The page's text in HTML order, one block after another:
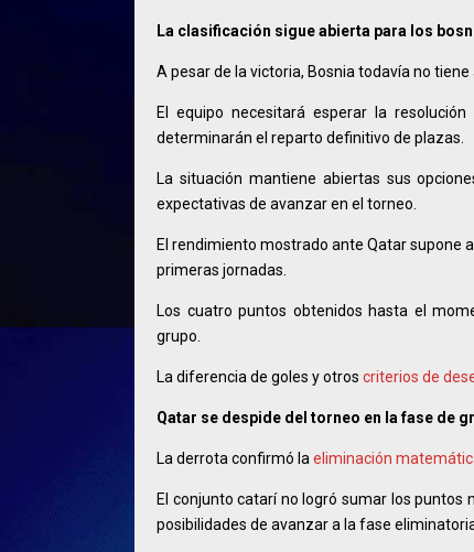
La clasificación sigue abierta para los
A pesar de la victoria, Bosnia todavía no
El equipo necesitará esperar la
determinarán el reparto definitivo de plazas.
La situación mantiene abiertas sus
expectativas de avanzar en el torneo.
El rendimiento mostrado ante Qatar supone
primeras jornadas.
Los cuatro puntos obtenidos hasta el
grupo.
La diferencia de goles y otros criterios de
Qatar se despide del torneo en la fase de
La derrota confirmó la eliminación
El conjunto catarí no logró sumar los puntos
posibilidades de avanzar a la fase